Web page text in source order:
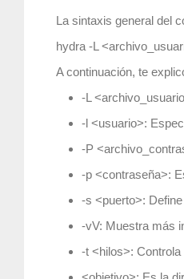
La sintaxis general del
hydra -L
A continuación, te
-L
-l <usuario>:
-P
-p <contraseña>:
-s <puerto>:
-vV: Muestra más
-t <hilos>: